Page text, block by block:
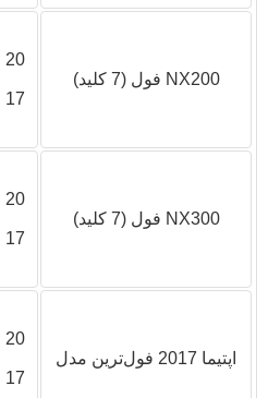
NX200 فول (7 کلید)
20
17
NX300 فول (7 کلید)
20
17
اپتیما 2017 فول‌ترین مدل
20
17